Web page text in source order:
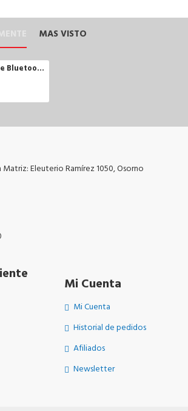
MAS VISTO
Parlante Bluetooth Portátil Booster 2 Blik
Matriz: Eleuterio Ramírez 1050, Osorno
Mi Cuenta
Mi Cuenta
Historial de pedidos
Afiliados
Newsletter